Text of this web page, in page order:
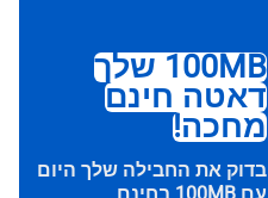
100MB שלך
דאטה חינם
מחכה!
בדוק את החבילה שלך היום